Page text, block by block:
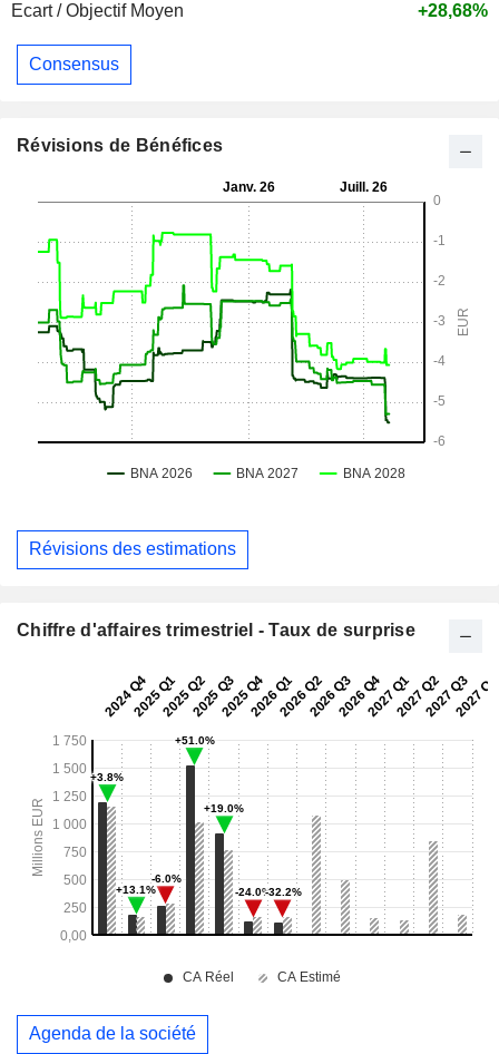
Ecart / Objectif Moyen
+28,68%
Consensus
Révisions de Bénéfices
Révisions des estimations
Chiffre d'affaires trimestriel - Taux de surprise
Agenda de la société